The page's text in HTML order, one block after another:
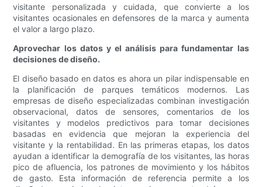
visitante personalizada y cuidada, que convierte a los
visitantes ocasionales en defensores de la marca y aumenta
el valor a largo plazo.
Aprovechar los datos y el análisis para fundamentar las
decisiones de diseño.
El diseño basado en datos es ahora un pilar indispensable en
la planificación de parques temáticos modernos. Las
empresas de diseño especializadas combinan investigación
observacional, datos de sensores, comentarios de los
visitantes y modelos predictivos para tomar decisiones
basadas en evidencia que mejoran la experiencia del
visitante y la rentabilidad. En las primeras etapas, los datos
ayudan a identificar la demografía de los visitantes, las horas
pico de afluencia, los patrones de movimiento y los hábitos
de gasto. Esta información de referencia permite a los